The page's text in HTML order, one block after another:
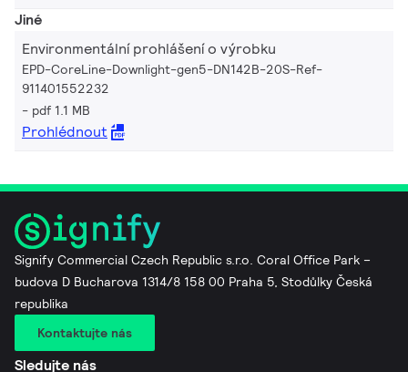
Jiné
Environmentální prohlášení o výrobku
EPD-CoreLine-Downlight-gen5-DN142B-20S-Ref-
911401552232
pdf 1.1 MB
Prohlédnout
Signify Commercial Czech Republic s.r.o. Coral Office Park –
budova D Bucharova 1314/8 158 00 Praha 5, Stodůlky Česká
republika
Kontaktujte nás
Sledujte nás